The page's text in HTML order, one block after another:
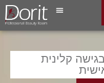
קלינית